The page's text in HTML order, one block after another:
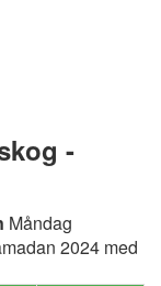
-
Måndag
2024 med